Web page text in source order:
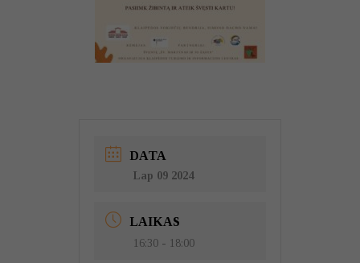
DATA
Lap 09 2024
LAIKAS
16:30 - 18:00